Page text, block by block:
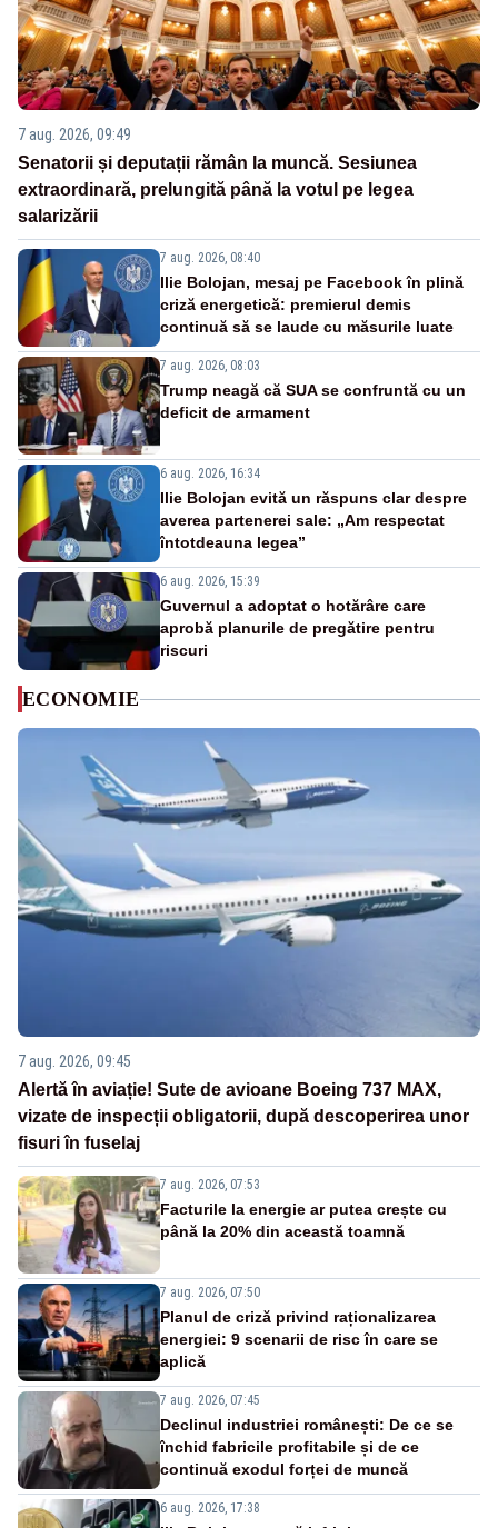
7 aug. 2026, 09:49
Senatorii și deputații rămân la muncă. Sesiunea
extraordinară, prelungită până la votul pe legea
salarizării
7 aug. 2026, 08:40
Ilie Bolojan, mesaj pe Facebook în plină
criză energetică: premierul demis
continuă să se laude cu măsurile luate
7 aug. 2026, 08:03
Trump neagă că SUA se confruntă cu un
deficit de armament
6 aug. 2026, 16:34
Ilie Bolojan evită un răspuns clar despre
averea partenerei sale: „Am respectat
întotdeauna legea”
6 aug. 2026, 15:39
Guvernul a adoptat o hotărâre care
aprobă planurile de pregătire pentru
riscuri
ECONOMIE
7 aug. 2026, 09:45
Alertă în aviație! Sute de avioane Boeing 737 MAX,
vizate de inspecții obligatorii, după descoperirea unor
fisuri în fuselaj
7 aug. 2026, 07:53
Facturile la energie ar putea crește cu
până la 20% din această toamnă
7 aug. 2026, 07:50
Planul de criză privind raționalizarea
energiei: 9 scenarii de risc în care se
aplică
7 aug. 2026, 07:45
Declinul industriei românești: De ce se
închid fabricile profitabile și de ce
continuă exodul forței de muncă
6 aug. 2026, 17:38